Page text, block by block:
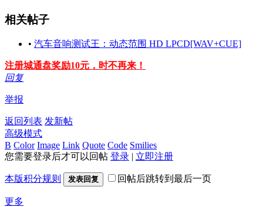
相关帖子
• 汽车音响测试王：动态范围 HD LPCD[WAV+CUE]
注册城通盘奖励10元，时不再来！
回复
举报
返回列表 发新帖
高级模式
B Color Image Link Quote Code Smilies
您需要登录后才可以回帖 登录 | 立即注册
本版积分规则 发表回复 回帖后跳转到最后一页
更多